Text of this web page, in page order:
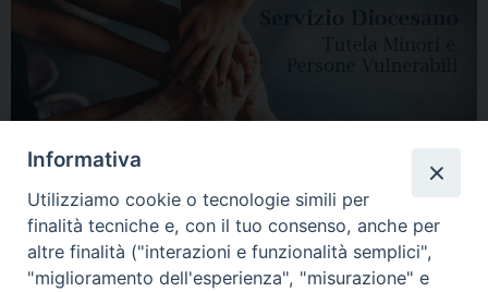
Informativa
Utilizziamo cookie o tecnologie simili per
finalità tecniche e, con il tuo consenso, anche per
altre finalità ("interazioni e funzionalità semplici",
"miglioramento dell'esperienza", "misurazione" e